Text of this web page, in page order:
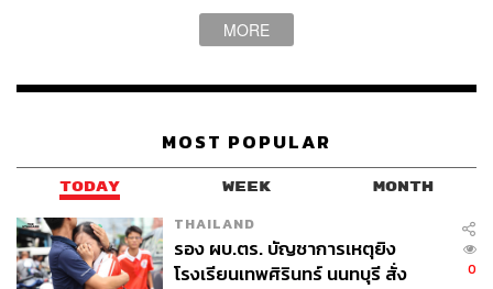
นักแปล บรรณาธิการกว่า 100 คน แบบกันเองสุดๆ นอกจากนี้
คุณยังสามารถเต้นรำชิลๆ กับวงดนตรี รวมไปถึงร่วมจอย ‘บุ๊ก
คลับ’ ลับสมองกับคนที่อ่านหนังสือเหมือนๆ กันได้อีกด้วย ไม่
วันที่ 18-20 มกราคม 2562
How:เข้างานฟรีทุกวัน ติดตามรายละเอียดเพิ่มเติมได้ที่นี่
w.facebook.com/events/1983103335323516/
Stop:เรือโดยสารเจ้าพระยา ท่าเรือท่าเตียน
MORE
MOST POPULAR
TODAY WEEK MONTH
THAILAND
รอง ผบ.ตร. บัญชาการเหตุยิง
โรงเรียนเทพศิรินทร์ นนทบุรี สั่ง
0